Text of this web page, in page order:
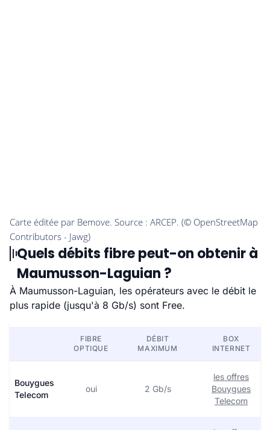
Quels débits fibre peut-on obtenir à
Maumusson-Laguian ?
À Maumusson-Laguian, les opérateurs avec le débit le
plus rapide (jusqu'à 8 Gb/s) sont Free.
FIBRE
OPTIQUE
DÉBIT
MAXIMUM
BOX
INTERNET
Bouygues
Telecom
oui 2 Gb/s
les offres
Bouygues
Telecom